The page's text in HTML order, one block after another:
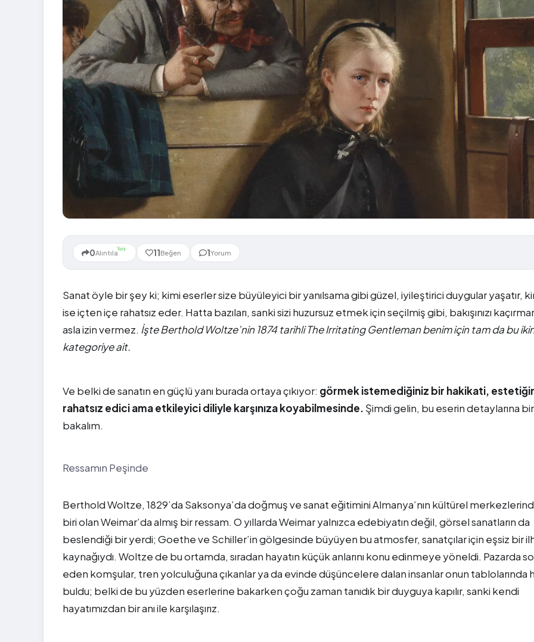
0AlıntılaYeni 11Beğen 1Yorum
Sanat öyle bir şey ki; kimi eserler size büyüleyici bir yanılsama gibi güzel, iyileştirici duygular yaşatır,
ise içten içe rahatsız eder. Hatta bazıları, sanki sizi huzursuz etmek için seçilmiş gibi, bakışınızı
asla izin vermez. İşte Berthold Woltze’nin 1874 tarihli The Irritating Gentleman benim için tam da bu
kategoriye ait.
Ve belki de sanatın en güçlü yanı burada ortaya çıkıyor: görmek istemediğiniz bir hakikati,
rahatsız edici ama etkileyici diliyle karşınıza koyabilmesinde. Şimdi gelin, bu eserin detaylarına
bakalım.
Ressamın Peşinde
Berthold Woltze, 1829’da Saksonya’da doğmuş ve sanat eğitimini Almanya’nın kültürel
biri olan Weimar’da almış bir ressam. O yıllarda Weimar yalnızca edebiyatın değil, görsel sanatların da
beslendiği bir yerdi; Goethe ve Schiller’in gölgesinde büyüyen bu atmosfer, sanatçılar için eşsiz bir
kaynağıydı. Woltze de bu ortamda, sıradan hayatın küçük anlarını konu edinmeye yöneldi. Pazarda
eden komşular, tren yolculuğuna çıkanlar ya da evinde düşüncelere dalan insanlar onun tablolarında
buldu; belki de bu yüzden eserlerine bakarken çoğu zaman tanıdık bir duyguya kapılır, sanki kendi
hayatımızdan bir anı ile karşılaşırız.